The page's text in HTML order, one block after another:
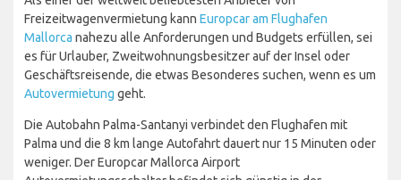
Freizeitwagenvermietung kann Europcar am Flughafen
Mallorca nahezu alle Anforderungen und Budgets erfüllen, sei
es für Urlauber, Zweitwohnungsbesitzer auf der Insel oder
Geschäftsreisende, die etwas Besonderes suchen, wenn es um
Autovermietung geht.
Die Autobahn Palma-Santanyi verbindet den Flughafen mit
Palma und die 8 km lange Autofahrt dauert nur 15 Minuten oder
weniger. Der Europcar Mallorca Airport